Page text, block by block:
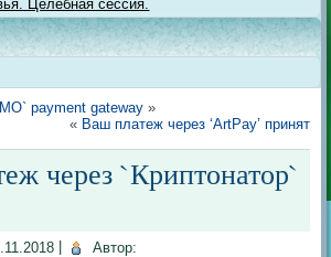
Целебная сессия.
payment gateway »
« Ваш платеж через ‘ArtPay’ принят
через `Криптонатор`
Автор: